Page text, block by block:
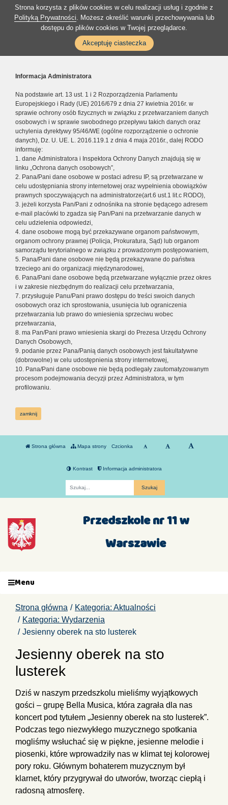
Strona korzysta z plików cookies w celu realizacji usług i zgodnie z
Polityką Prywatności. Możesz określić warunki przechowywania lub
dostępu do plików cookies w Twojej przeglądarce.
Akceptuję ciasteczka
Informacja Administratora
Na podstawie art. 13 ust. 1 i 2 Rozporządzenia Parlamentu
Europejskiego i Rady (UE) 2016/679 z dnia 27 kwietnia 2016r. w
sprawie ochrony osób fizycznych w związku z przetwarzaniem danych
osobowych i w sprawie swobodnego przepływu takich danych oraz
uchylenia dyrektywy 95/46/WE (ogólne rozporządzenie o ochronie
danych), Dz. U. UE. L. 2016.119.1 z dnia 4 maja 2016r., dalej RODO
informuję:
1. dane Administratora i Inspektora Ochrony Danych znajdują się w
linku „Ochrona danych osobowych”,
2. Pana/Pani dane osobowe w postaci adresu IP, są przetwarzane w
celu udostępniania strony internetowej oraz wypełnienia obowiązków
prawnych spoczywających na administratorze(art.6 ust.1 lit.c RODO),
3. jeżeli korzysta Pan/Pani z odnośnika na stronie będącego adresem
e-mail placówki to zgadza się Pan/Pani na przetwarzanie danych w
celu udzielenia odpowiedzi,
4. dane osobowe mogą być przekazywane organom państwowym,
organom ochrony prawnej (Policja, Prokuratura, Sąd) lub organom
samorządu terytorialnego w związku z prowadzonym postępowaniem,
5. Pana/Pani dane osobowe nie będą przekazywane do państwa
trzeciego ani do organizacji międzynarodowej,
6. Pana/Pani dane osobowe będą przetwarzane wyłącznie przez okres
i w zakresie niezbędnym do realizacji celu przetwarzania,
7. przysługuje Panu/Pani prawo dostępu do treści swoich danych
osobowych oraz ich sprostowania, usunięcia lub ograniczenia
przetwarzania lub prawo do wniesienia sprzeciwu wobec
przetwarzania,
8. ma Pan/Pani prawo wniesienia skargi do Prezesa Urzędu Ochrony
Danych Osobowych,
9. podanie przez Pana/Panią danych osobowych jest fakultatywne
(dobrowolne) w celu udostępnienia strony internetowej,
10. Pana/Pani dane osobowe nie będą podlegały zautomatyzowanym
procesom podejmowania decyzji przez Administratora, w tym
profilowaniu.
zamknij
Strona główna Mapa strony Czcionka
Kontrast Informacja administratora
Przedszkole nr 11 w
Warszawie
Menu
Strona główna
Kategoria: Aktualności
Kategoria: Wydarzenia
Jesienny oberek na sto lusterek
Jesienny oberek na sto
lusterek
Dziś w naszym przedszkolu mieliśmy wyjątkowych
gości – grupę Bella Musica, która zagrała dla nas
koncert pod tytułem „Jesienny oberek na sto lusterek”.
Podczas tego niezwykłego muzycznego spotkania
mogliśmy wsłuchać się w piękne, jesienne melodie i
piosenki, które wprowadziły nas w klimat tej kolorowej
pory roku. Głównym bohaterem muzycznym był
klarnet, który przygrywał do utworów, tworząc ciepłą i
radosną atmosferę.